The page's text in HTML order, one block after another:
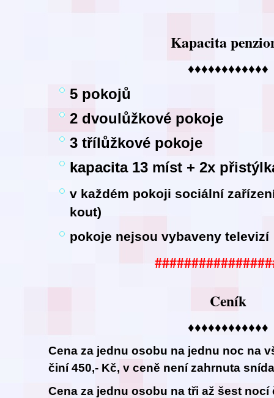
Kapacita
♦♦♦♦♦♦♦♦♦♦♦♦
5 pokojů
2 dvoulůžkové pokoje
3 třílůžkové pokoje
kapacita 13 míst + 2x
v každém pokoji sociální
kout)
pokoje nejsou vybaveny televizí
Ceník
♦♦♦♦♦♦♦♦♦♦♦♦
Cena za jednu osobu na jednu noc na
činí 450,- Kč, v ceně není zahrnuta
Cena za jednu osobu na tři až šest nocí